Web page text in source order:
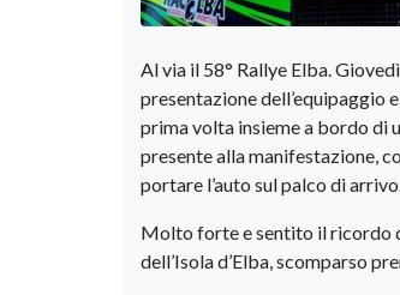
Al via il 58° Rallye Elba.
presentazione dell’equipaggio
prima volta insieme a bordo di
presente alla manifestazione,
portare l’auto sul palco di arrivo.
Molto forte e sentito il ricordo
dell’Isola d’Elba, scomparso